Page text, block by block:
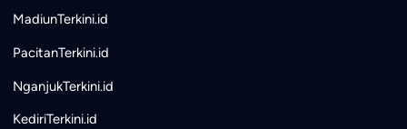
MadiunTerkini.id
PacitanTerkini.id
NganjukTerkini.id
KediriTerkini.id